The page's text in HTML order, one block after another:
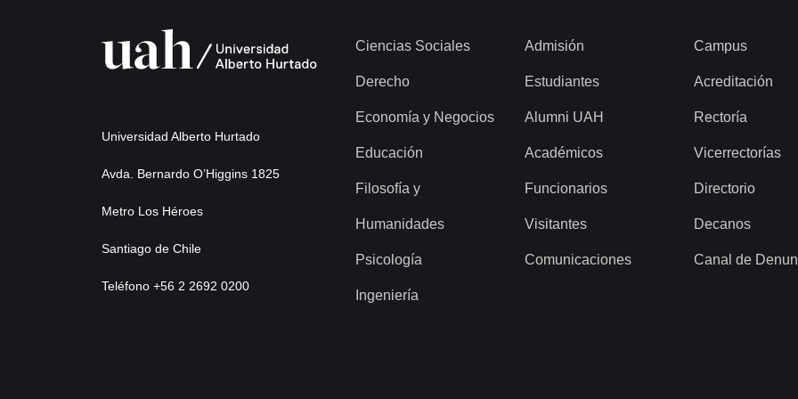
Universidad Alberto Hurtado
Avda. Bernardo O’Higgins 1825
Metro Los Héroes
Santiago de Chile
Teléfono +56 2 2692 0200
Ciencias Sociales
Derecho
Economía y Negocios
Educación
Filosofía y
Humanidades
Psicología
Ingeniería
Admisión
Estudiantes
Alumni UAH
Académicos
Funcionarios
Visitantes
Comunicaciones
Campus
Acreditación
Rectoría
Vicerrectorías
Directorio
Decanos
Canal de